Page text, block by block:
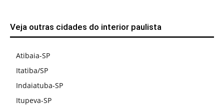
Veja outras cidades do interior paulista
Atibaia-SP
Itatiba/SP
Indaiatuba-SP
Itupeva-SP